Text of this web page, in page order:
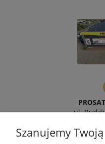
PROSAT
ul.
Szanujemy